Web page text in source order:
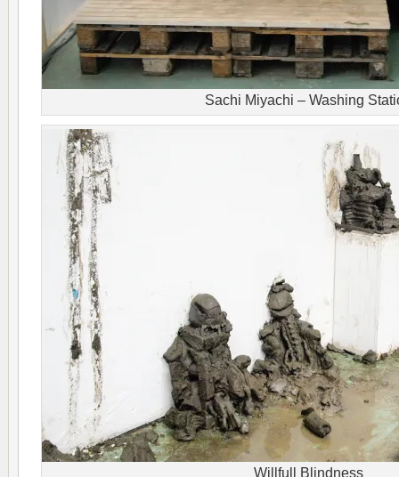
Sachi Miyachi – Washing
Willfull Blindness